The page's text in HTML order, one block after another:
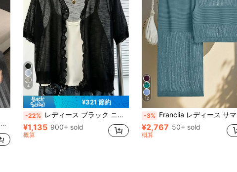
4
¥321 節約
-22% レディース ブラック ニットトップス フリルトリム付き、薄手 ルーズ スラウチ シングルブレスト UVカットトップス、透かし編み 通気性、アウトドア アームカバー 夏用
¥1,135 900+ sold
概算
12
-3% Franclia レディース サマーバケーション カジュアル ホロー ニットベスト & ミニスカート 2点セット
¥2,767 50+ sold
概算